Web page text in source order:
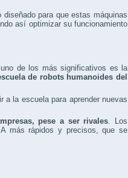
diseñado para que estas máquinas
así optimizar su funcionamiento
de los más significativos es la
de robots humanoides del
a la escuela para aprender nuevas
pese a ser rivales. Los
más rápidos y precisos, que se